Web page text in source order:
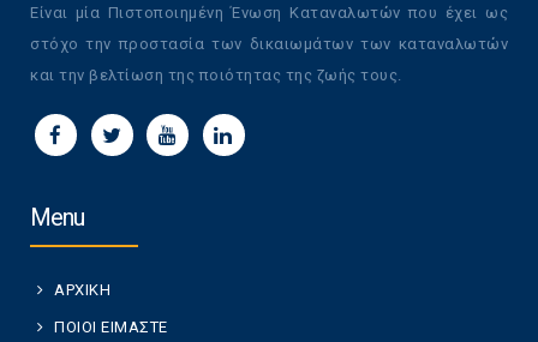
Είναι μία Πιστοποιημένη Ένωση Καταναλωτών που έχει ως
στόχο την προστασία των δικαιωμάτων των καταναλωτών
και την βελτίωση της ποιότητας της ζωής τους.
Menu
ΑΡΧΙΚΗ
ΠΟΙΟΙ ΕΙΜΑΣΤΕ